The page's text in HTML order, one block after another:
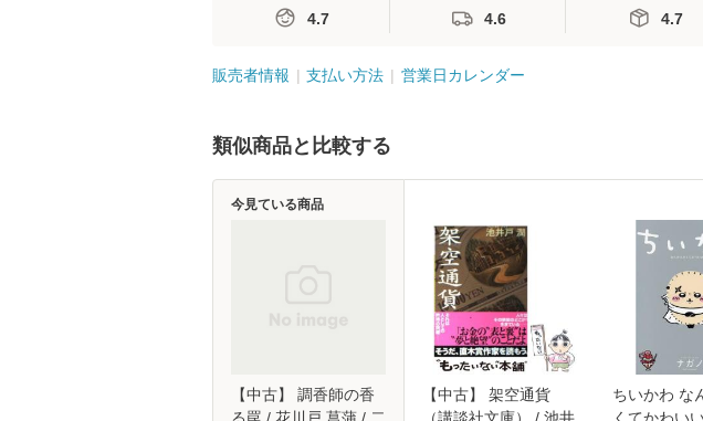
4.7 4.6 4.7
販売者情報 支払い方法 営業日カレンダー
類似商品と比較する
【中古】 調香師の香
る罠 / 花川戸 菖蒲 / 二
今見ている商品
【中古】 架空通貨
（講談社文庫） / 池井
ちいかわ な
くてかわい